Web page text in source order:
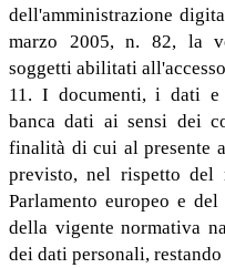
dell'amministrazione
marzo 2005, n. 82, la
soggetti abilitati
11. I documenti, i dati
banca dati ai sensi dei
finalità di cui al presente
previsto, nel rispetto del
Parlamento europeo e
della vigente normativa
dei dati personali,